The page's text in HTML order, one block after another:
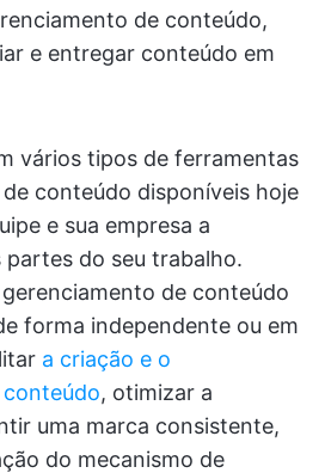
de conteúdo,
e entregar conteúdo em
vários tipos de ferramentas
conteúdo disponíveis hoje
e sua empresa a
do seu trabalho.
gerenciamento de conteúdo
forma independente ou em
a criação e o
, otimizar a
uma marca consistente,
do mecanismo de